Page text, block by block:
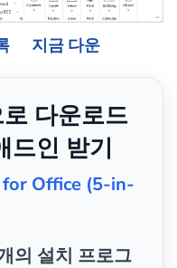
지금 다운
다운로드
인 받기
for Office (5-in-
의 설치 프로그